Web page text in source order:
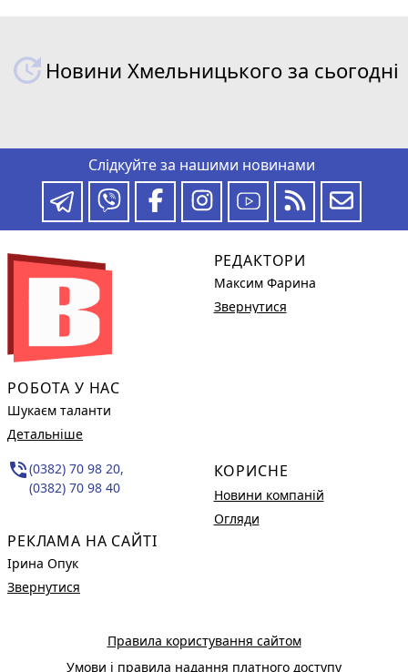
Новини Хмельницького за сьогодні
Слідкуйте за нашими новинами
РОБОТА У НАС
Шукаєм таланти
Детальніше
phone_in_talk(0382) 70 98 20,
(0382) 70 98 40
РЕКЛАМА НА САЙТІ
Ірина Опук
Звернутися
РЕДАКТОРИ
Максим Фарина
Звернутися
КОРИСНЕ
Новини компаній
Огляди
Правила користування сайтом
Умови і правила надання платного доступу